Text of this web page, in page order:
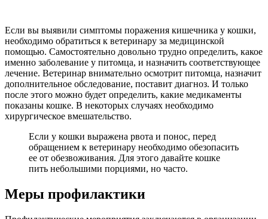
Если вы выявили симптомы поражения кишечника у кошки,
необходимо обратиться к ветеринару за медицинской
помощью. Самостоятельно довольно трудно определить, какое
именно заболевание у питомца, и назначить соответствующее
лечение. Ветеринар внимательно осмотрит питомца, назначит
дополнительное обследование, поставит диагноз. И только
после этого можно будет определить, какие медикаменты
показаны кошке. В некоторых случаях необходимо
хирургическое вмешательство.
Если у кошки выражена рвота и понос, перед
обращением к ветеринару необходимо обезопасить
ее от обезвоживания. Для этого давайте кошке
пить небольшими порциями, но часто.
Меры профилактики